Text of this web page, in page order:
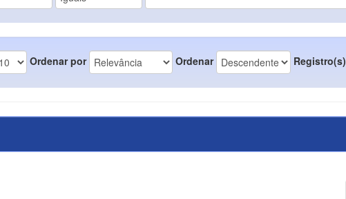
Ordenar por Ordenar Registro(s)